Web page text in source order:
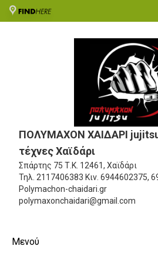
ΠΟΛΥΜΑΧΟΝ ΧΑΙΔΑΡΙ
τέχνες Χαϊδάρι
Σπάρτης 75 Τ.Κ. 12461, Χαϊδάρι
Τηλ. 2117406383 Κιν. 6944602375,
Polymachon-chaidari.gr
polymaxonchaidari@gmail.com
Μενού